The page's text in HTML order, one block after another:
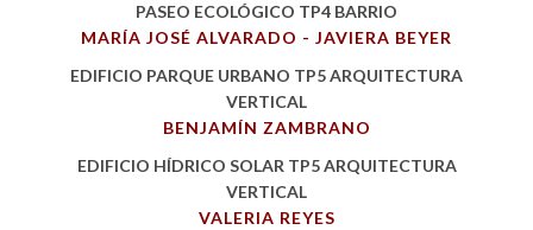
PASEO ECOLÓGICO TP4 BARRIO
MARÍA JOSÉ ALVARADO - JAVIERA BEYER
EDIFICIO PARQUE URBANO TP5 ARQUITECTURA
VERTICAL
BENJAMÍN ZAMBRANO
EDIFICIO HÍDRICO SOLAR TP5 ARQUITECTURA
VERTICAL
VALERIA REYES